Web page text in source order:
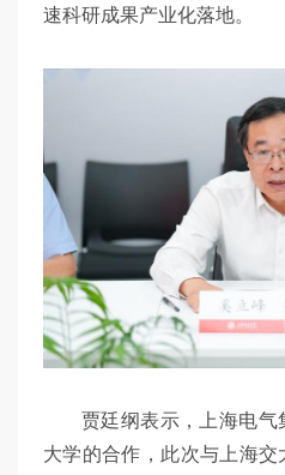
速科研成果产业化落地。
贾廷纲表示，上海电气
大学的合作，此次与上海